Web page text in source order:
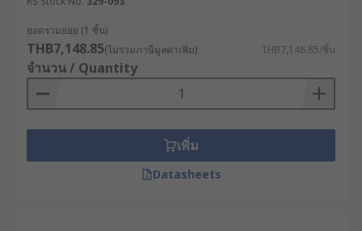
ยอดรวมย่อย (1 ชิ้น)
THB7,148.85(ไม่รวมภาษีมูลค่าเพิ่ม) THB7,148.85/ชิ้น
จำนวน / Quantity
เพิ่ม
Datasheets